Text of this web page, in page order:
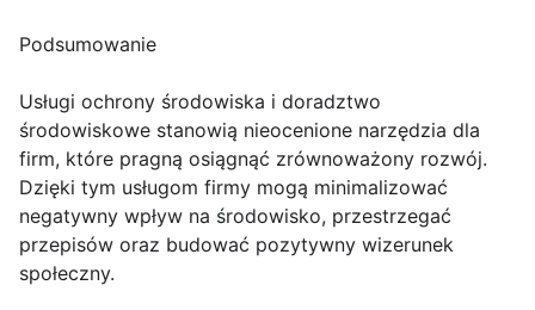
Podsumowanie
Usługi ochrony środowiska i doradztwo
środowiskowe stanowią nieocenione narzędzia dla
firm, które pragną osiągnąć zrównoważony rozwój.
Dzięki tym usługom firmy mogą minimalizować
negatywny wpływ na środowisko, przestrzegać
przepisów oraz budować pozytywny wizerunek
społeczny.